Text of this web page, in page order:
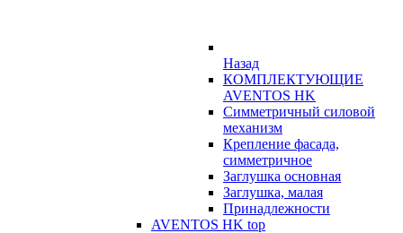
Назад
КОМПЛЕКТУЮЩИЕ
AVENTOS HK
Симметричный силовой
механизм
Крепление фасада,
симметричное
Заглушка основная
Заглушка, малая
Принадлежности
AVENTOS HK top